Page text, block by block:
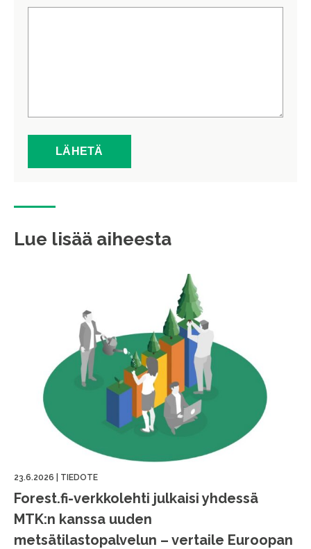
Lue lisää aiheesta
23.6.2026 TIEDOTE
Forest.fi-verkkolehti julkaisi yhdessä
MTK:n kanssa uuden
metsätilastopalvelun – vertaile Euroopan